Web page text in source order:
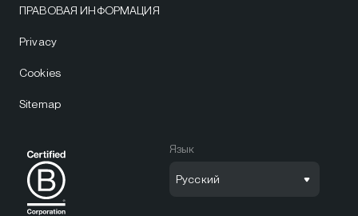
ПРАВОВАЯ ИНФОРМАЦИЯ
Privacy
Cookies
Sitemap
Язык
Русский